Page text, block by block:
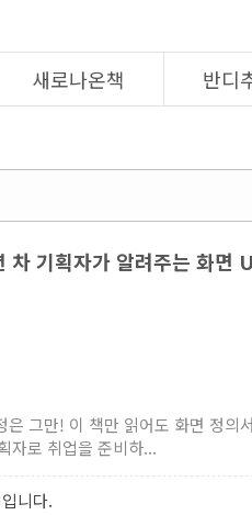
새로나온책 반디
기획자가 알려주는 화면
은 그만! 이 책만 읽어도 화면 정의
자로 취업을 준비하...
입니다.